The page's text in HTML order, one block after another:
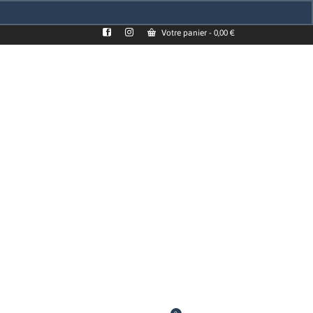
Votre panier - 0,00 €